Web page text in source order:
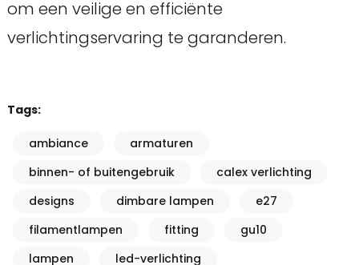
om een veilige en efficiënte
verlichtingservaring te garanderen.
Tags:
ambiance
armaturen
binnen- of buitengebruik
calex verlichting
designs
dimbare lampen
e27
filamentlampen
fitting
gu10
lampen
led-verlichting